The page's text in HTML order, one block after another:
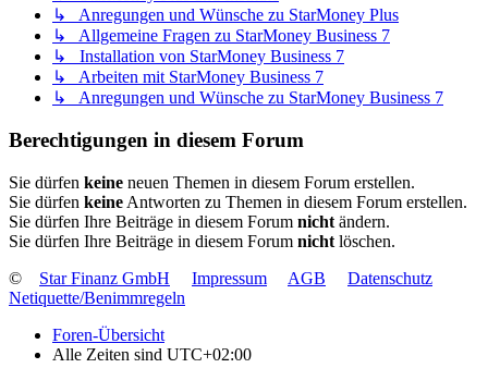
↳ Anregungen und Wünsche zu StarMoney Plus
↳ Allgemeine Fragen zu StarMoney Business 7
↳ Installation von StarMoney Business 7
↳ Arbeiten mit StarMoney Business 7
↳ Anregungen und Wünsche zu StarMoney Business 7
Berechtigungen in diesem Forum
Sie dürfen keine neuen Themen in diesem Forum erstellen.
Sie dürfen keine Antworten zu Themen in diesem Forum erstellen.
Sie dürfen Ihre Beiträge in diesem Forum nicht ändern.
Sie dürfen Ihre Beiträge in diesem Forum nicht löschen.
©
Star Finanz GmbH Impressum AGB
Datenschutz
Netiquette/Benimmregeln
Foren-Übersicht
Alle Zeiten sind UTC+02:00